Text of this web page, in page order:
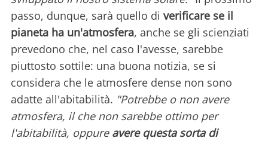
passo, dunque, sarà quello di verificare se il
pianeta ha un'atmosfera, anche se gli scienziati
prevedono che, nel caso l'avesse, sarebbe
piuttosto sottile: una buona notizia, se si
considera che le atmosfere dense non sono
adatte all'abitabilità. "Potrebbe o non avere
atmosfera, il che non sarebbe ottimo per
l'abitabilità, oppureavere questa sorta di